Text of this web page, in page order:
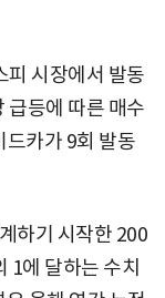
피 시장에서 발동
급등에 따른 매수
드카가 9회 발동
하기 시작한 200
1에 달하는 수치